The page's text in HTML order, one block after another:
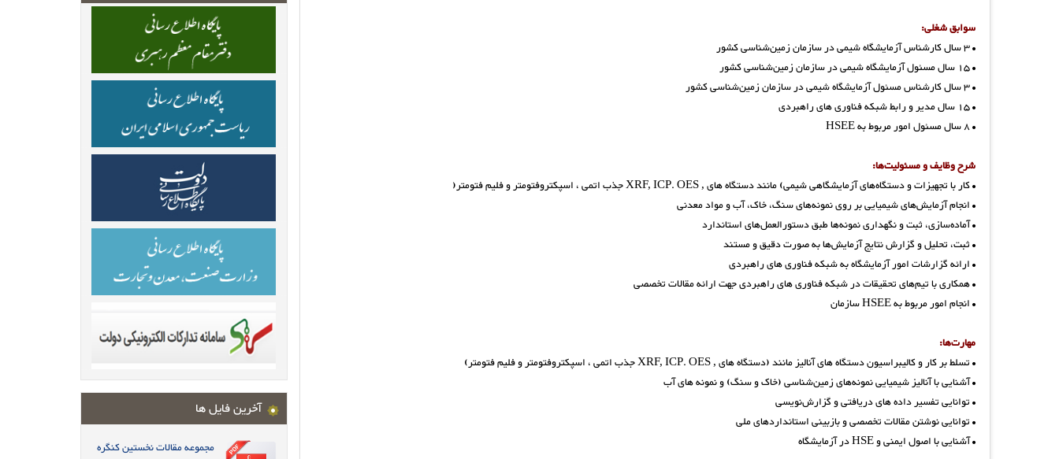
سوابق شغلی:
• 3 سال کارشناس آزمایشگاه شیمی در سازمان زمین‌شناسی کشور
• 15 سال مسئول آزمایشگاه شیمی در سازمان زمین‌شناسی کشور
• 3 سال کارشناس مسئول آزمایشگاه شیمی در سازمان زمین‌شناسی کشور
• 15 سال مدیر و رابط شبکه فناوری های راهبردی
• 8 سال مسئول امور مربوط به HSEE
شرح وظایف و مسئولیت‌ها:
• کار با تجهیزات و دستگاه‌های آزمایشگاهی شیمی) مانند دستگاه های , XRF, ICP. OES جذب اتمی ، اسپکتروفتومتر و فلیم فتومتر(
• انجام آزمایش‌های شیمیایی بر روی نمونه‌های سنگ، خاک، آب و مواد معدنی
• آماده‌سازی، ثبت و نگهداری نمونه‌ها طبق دستورالعمل‌های استاندارد
• ثبت، تحلیل و گزارش نتایج آزمایش‌ها به صورت دقیق و مستند
• ارائه گزارشات امور آزمایشگاه به شبکه فناوری های راهبردی
• همکاری با تیم‌های تحقیقات در شبکه فناوری های راهبردی جهت ارائه مقالات تخصصی
• انجام امور مربوط به HSEE سازمان
مهارت‌ها:
• تسلط بر کار و کالیبراسیون دستگاه های آنالیز مانند (دستگاه های , XRF, ICP. OES جذب اتمی ، اسپکتروفتومتر و فلیم فتومتر)
• آشنایی با آنالیز شیمیایی نمونه‌های زمین‌شناسی (خاک و سنگ) و نمونه های آب
• توانایی تفسیر داده های دریافتی و گزارش‌نویسی
• توانایی نوشتن مقالات تخصصی و بازبینی استانداردهای ملی
• آشنایی با اصول ایمنی و HSE در آزمایشگاه
آخرین فایل ها
مجموعه مقالات نخستین کنگره